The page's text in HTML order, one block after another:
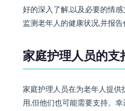
好的深入了解,以及必要的情
监测老年人的健康状况,并报告
家庭护理人员的支
家庭护理人员在为老年人提供
用,但他们也可能需要支持。